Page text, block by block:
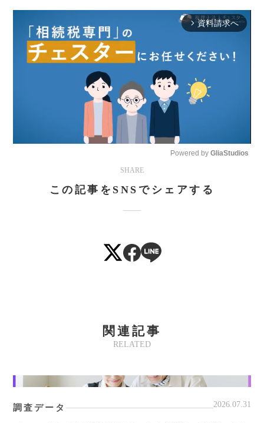
arrow_forward_ios 資料請求へ
Powered by GliaStudios
SHARE
この記事をSNSでシェアする
RELATED
関連記事
調査データ 2026.07.31